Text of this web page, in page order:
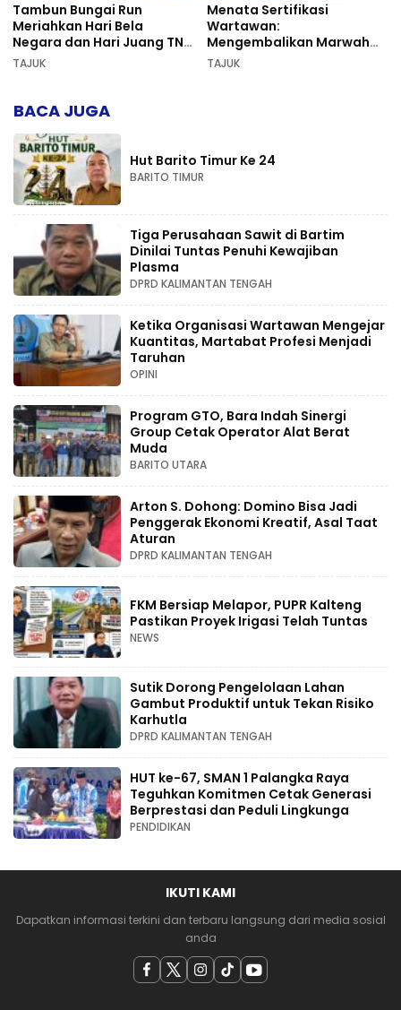
Tambun Bungai Run
Meriahkan Hari Bela
Negara dan Hari Juang TNI
AD di Palangka Raya
TAJUK
Menata Sertifikasi
Wartawan:
Mengembalikan Marwah
Pers dan Keadilan
TAJUK
BACA JUGA
Hut Barito Timur Ke 24
BARITO TIMUR
Tiga Perusahaan Sawit di Bartim
Dinilai Tuntas Penuhi Kewajiban
Plasma
DPRD KALIMANTAN TENGAH
Ketika Organisasi Wartawan Mengejar
Kuantitas, Martabat Profesi Menjadi
Taruhan
OPINI
Program GTO, Bara Indah Sinergi
Group Cetak Operator Alat Berat
Muda
BARITO UTARA
Arton S. Dohong: Domino Bisa Jadi
Penggerak Ekonomi Kreatif, Asal Taat
Aturan
DPRD KALIMANTAN TENGAH
FKM Bersiap Melapor, PUPR Kalteng
Pastikan Proyek Irigasi Telah Tuntas
NEWS
Sutik Dorong Pengelolaan Lahan
Gambut Produktif untuk Tekan Risiko
Karhutla
DPRD KALIMANTAN TENGAH
HUT ke-67, SMAN 1 Palangka Raya
Teguhkan Komitmen Cetak Generasi
Berprestasi dan Peduli Lingkunga
PENDIDIKAN
IKUTI KAMI
Dapatkan informasi terkini dan terbaru langsung dari media sosial
anda